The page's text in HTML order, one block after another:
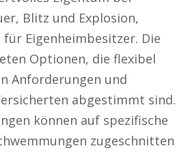
Blitz und Explosion,
Eigenheimbesitzer. Die
Optionen, die flexibel
Anforderungen und
abgestimmt sind.
können auf spezifische
zugeschnitten